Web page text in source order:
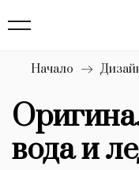
Бизнес
Мода
Dialogue
Изкуство
4340
Начало
вода и